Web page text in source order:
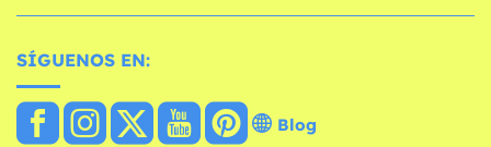
SÍGUENOS EN:
Blog